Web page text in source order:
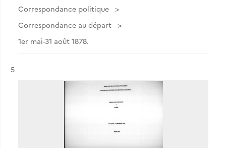
Correspondance politique
Correspondance au départ
1er mai-31 août 1878.
Résultat n°
5